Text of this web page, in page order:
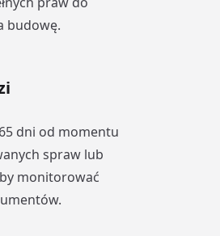
budowę.
dni od momentu
spraw lub
monitorować